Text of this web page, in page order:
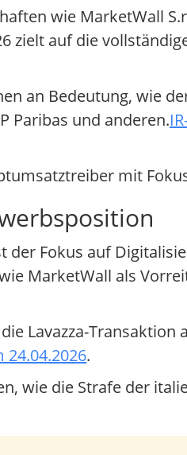
wie MarketWall
zielt auf die
an Bedeutung, wie
Paribas und anderen.
mit
Fokus auf
MarketWall als
Lavazza-Transaktion
24.04.2026.
wie die Strafe der